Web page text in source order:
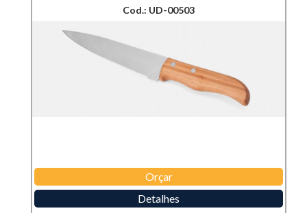
Cod.: UD-00503
Orçar
Detalhes